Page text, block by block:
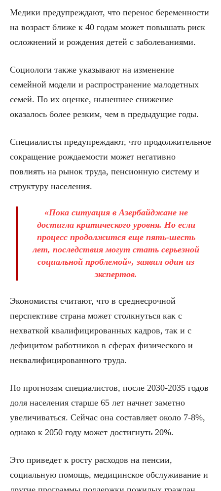
Медики предупреждают, что перенос беременности
на возраст ближе к 40 годам может повышать риск
осложнений и рождения детей с заболеваниями.
Социологи также указывают на изменение
семейной модели и распространение малодетных
семей. По их оценке, нынешнее снижение
оказалось более резким, чем в предыдущие годы.
Специалисты предупреждают, что продолжительное
сокращение рождаемости может негативно
повлиять на рынок труда, пенсионную систему и
структуру населения.
«Пока ситуация в Азербайджане не
достигла критического уровня. Но если
процесс продолжится еще пять-шесть
лет, последствия могут стать серьезной
социальной проблемой», заявил один из
экспертов.
Экономисты считают, что в среднесрочной
перспективе страна может столкнуться как с
нехваткой квалифицированных кадров, так и с
дефицитом работников в сферах физического и
неквалифицированного труда.
По прогнозам специалистов, после 2030-2035 годов
доля населения старше 65 лет начнет заметно
увеличиваться. Сейчас она составляет около 7-8%,
однако к 2050 году может достигнуть 20%.
Это приведет к росту расходов на пенсии,
социальную помощь, медицинское обслуживание и